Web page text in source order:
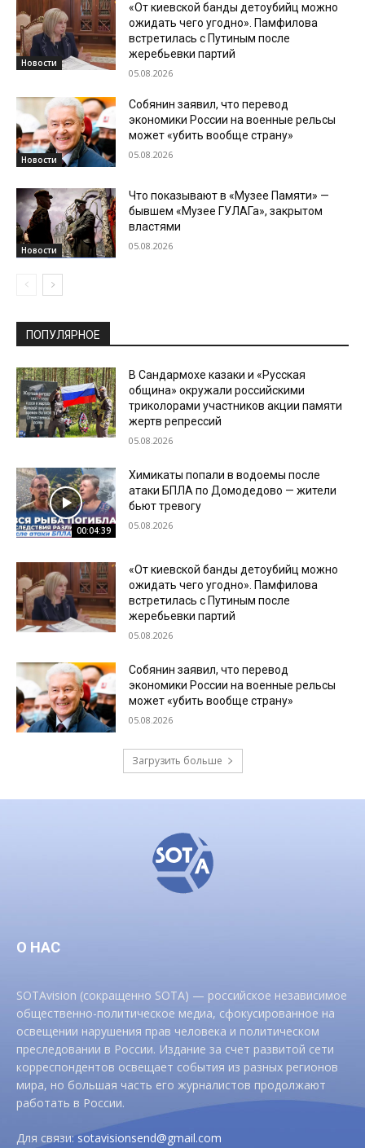
Новости
«От киевской банды детоубийц можно
ожидать чего угодно». Памфилова
встретилась с Путиным после
жеребьевки партий
05.08.2026
Новости
Собянин заявил, что перевод
экономики России на военные рельсы
может «убить вообще страну»
05.08.2026
Новости
Что показывают в «Музее Памяти» —
бывшем «Музее ГУЛАГа», закрытом
властями
05.08.2026
ПОПУЛЯРНОЕ
В Сандармохе казаки и «Русская
община» окружали российскими
триколорами участников акции памяти
жертв репрессий
05.08.2026
00:04:39
Химикаты попали в водоемы после
атаки БПЛА по Домодедово — жители
бьют тревогу
05.08.2026
«От киевской банды детоубийц можно
ожидать чего угодно». Памфилова
встретилась с Путиным после
жеребьевки партий
05.08.2026
Собянин заявил, что перевод
экономики России на военные рельсы
может «убить вообще страну»
05.08.2026
Загрузить больше
О НАС
SOTAvision (сокращенно SOTA) — российское независимое
общественно-политическое медиа, сфокусированное на
освещении нарушения прав человека и политическом
преследовании в России. Издание за счет развитой сети
корреспондентов освещает события из разных регионов
мира, но большая часть его журналистов продолжают
работать в России.
Для связи:sotavisionsend@gmail.com